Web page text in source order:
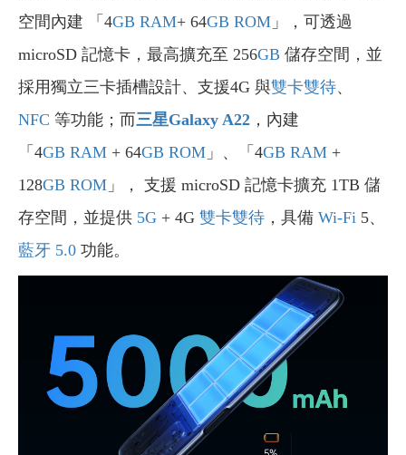
空間內建 「4GB RAM+ 64GB ROM 」，可透過
microSD 記憶卡，最高擴充至 256GB 儲存空間，並
採用獨立三卡插槽設計、支援4G 與雙卡雙待、
NFC 等功能；而三星Galaxy A22 ，內建
「4GB RAM + 64GB ROM 」、「4GB RAM +
128GB ROM 」， 支援 microSD 記憶卡擴充 1TB 儲
存空間，並提供 5G + 4G 雙卡雙待 ，具備 Wi-Fi 5、
藍牙 5.0 功能。